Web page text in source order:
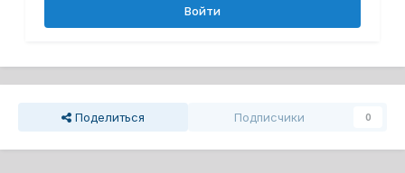
Войти
Поделиться Подписчики 0